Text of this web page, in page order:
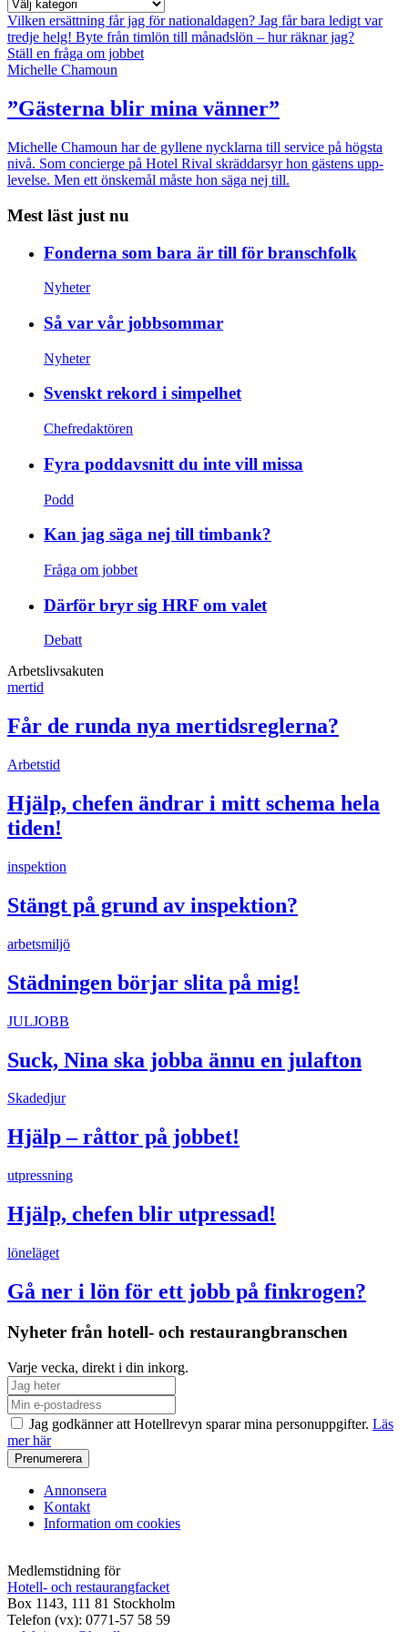
Vilken ersättning får jag för nationaldagen? Jag får bara ledigt var
tredje helg! Byte från timlön till månadslön – hur räknar jag?
Ställ en fråga om jobbet
Michelle Chamoun
”Gästerna blir mina vänner”
Michelle Chamoun har de gyllene nycklarna till service på högsta
nivå. Som concierge på Hotel Rival skräddarsyr hon gästens upp­
levelse. Men ett önskemål måste hon säga nej till.
Mest läst just nu
Fonderna som bara är till för branschfolk
Nyheter
Så var vår jobbsommar
Nyheter
Svenskt rekord i simpelhet
Chefredaktören
Fyra poddavsnitt du inte vill missa
Podd
Kan jag säga nej till timbank?
Fråga om jobbet
Därför bryr sig HRF om valet
Debatt
Arbetslivsakuten
mertid
Får de runda nya mertidsreglerna?
Arbetstid
Hjälp, chefen ändrar i mitt schema hela
tiden!
inspektion
Stängt på grund av inspektion?
arbetsmiljö
Städningen börjar slita på mig!
JULJOBB
Suck, Nina ska jobba ännu en julafton
Skadedjur
Hjälp – råttor på jobbet!
utpressning
Hjälp, chefen blir utpressad!
löneläget
Gå ner i lön för ett jobb på finkrogen?
Nyheter från hotell- och restaurangbranschen
Varje vecka, direkt i din inkorg.
Jag godkänner att Hotellrevyn sparar mina personuppgifter. Läs
mer här
Annonsera
Kontakt
Information om cookies
Medlemstidning för
Hotell- och restaurangfacket
Box 1143, 111 81 Stockholm
Telefon (vx): 0771-57 58 59